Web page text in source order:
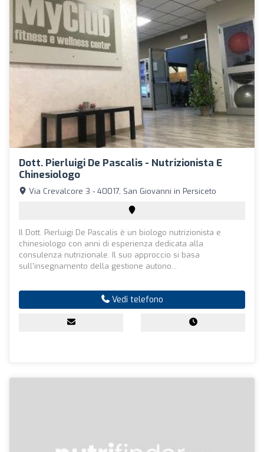
Dott. Pierluigi De Pascalis - Nutrizionista E
Chinesiologo
Via Crevalcore 3 - 40017, San Giovanni in Persiceto
Il Dott. Pierluigi De Pascalis è un biologo nutrizionista e
chinesiologo con anni di esperienza dedicata alla
consulenza nutrizionale. Il suo approccio si basa
sull'insegnamento della gestione autono...
Vedi telefono